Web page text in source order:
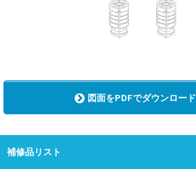
図面をPDFでダウンロード
補修品リスト